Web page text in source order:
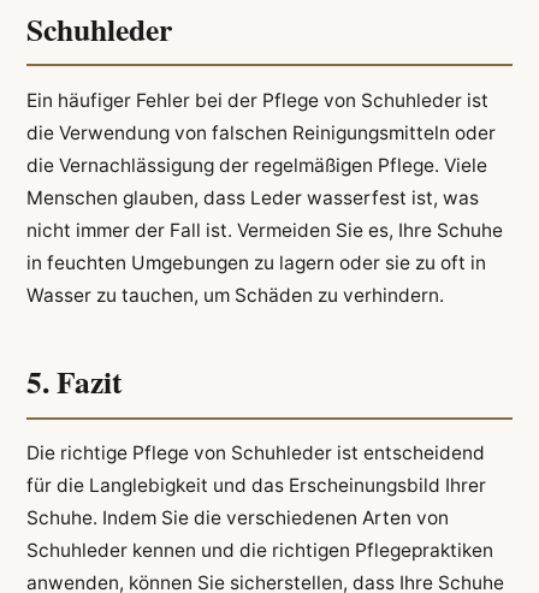
Schuhleder
Ein häufiger Fehler bei der Pflege von Schuhleder ist
die Verwendung von falschen Reinigungsmitteln oder
die Vernachlässigung der regelmäßigen Pflege. Viele
Menschen glauben, dass Leder wasserfest ist, was
nicht immer der Fall ist. Vermeiden Sie es, Ihre Schuhe
in feuchten Umgebungen zu lagern oder sie zu oft in
Wasser zu tauchen, um Schäden zu verhindern.
5. Fazit
Die richtige Pflege von Schuhleder ist entscheidend
für die Langlebigkeit und das Erscheinungsbild Ihrer
Schuhe. Indem Sie die verschiedenen Arten von
Schuhleder kennen und die richtigen Pflegepraktiken
anwenden, können Sie sicherstellen, dass Ihre Schuhe